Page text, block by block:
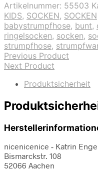
Artikelnummer: 55503
KIDS, SOCKEN, SOCKEN
babystrumpfhose, bunt,
ringelsocken, socken,
strumpfhose,
Previous Product
Next Product
Produktsicherheit
nicenicenice - Katrin
Bismarckstr. 108
52066 Aachen